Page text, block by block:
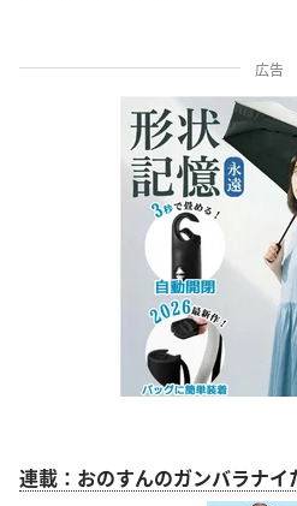
広告
連載：おのすんのガンバラナイ